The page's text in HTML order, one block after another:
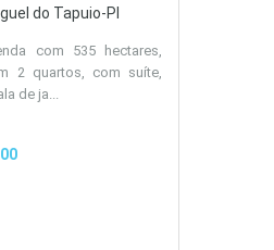
do Tapuio-PI
com 535 hectares,
2 quartos, com suíte,
de ja...